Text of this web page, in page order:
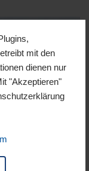
mit den
dienen nur
"Akzeptieren"